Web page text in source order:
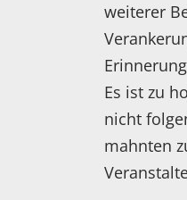
weiterer
Es ist zu
nicht
mahnten